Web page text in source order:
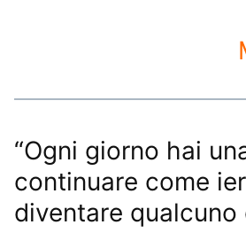
“Ogni giorno hai
continuare come
diventare qualcuno